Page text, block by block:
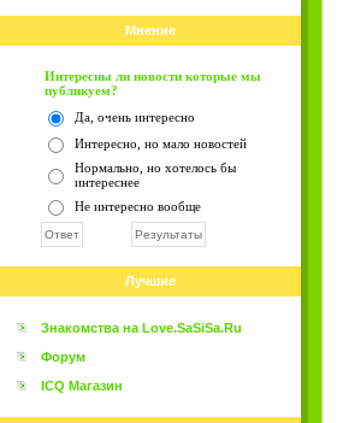
Мнение
Интересны ли новости которые мы
публикуем?
Да, очень интересно
Интересно, но мало новостей
Нормально, но хотелось бы
интереснее
Не интересно вообще
Лучшие
Знакомства на Love.SaSiSa.Ru
Форум
ICQ Магазин